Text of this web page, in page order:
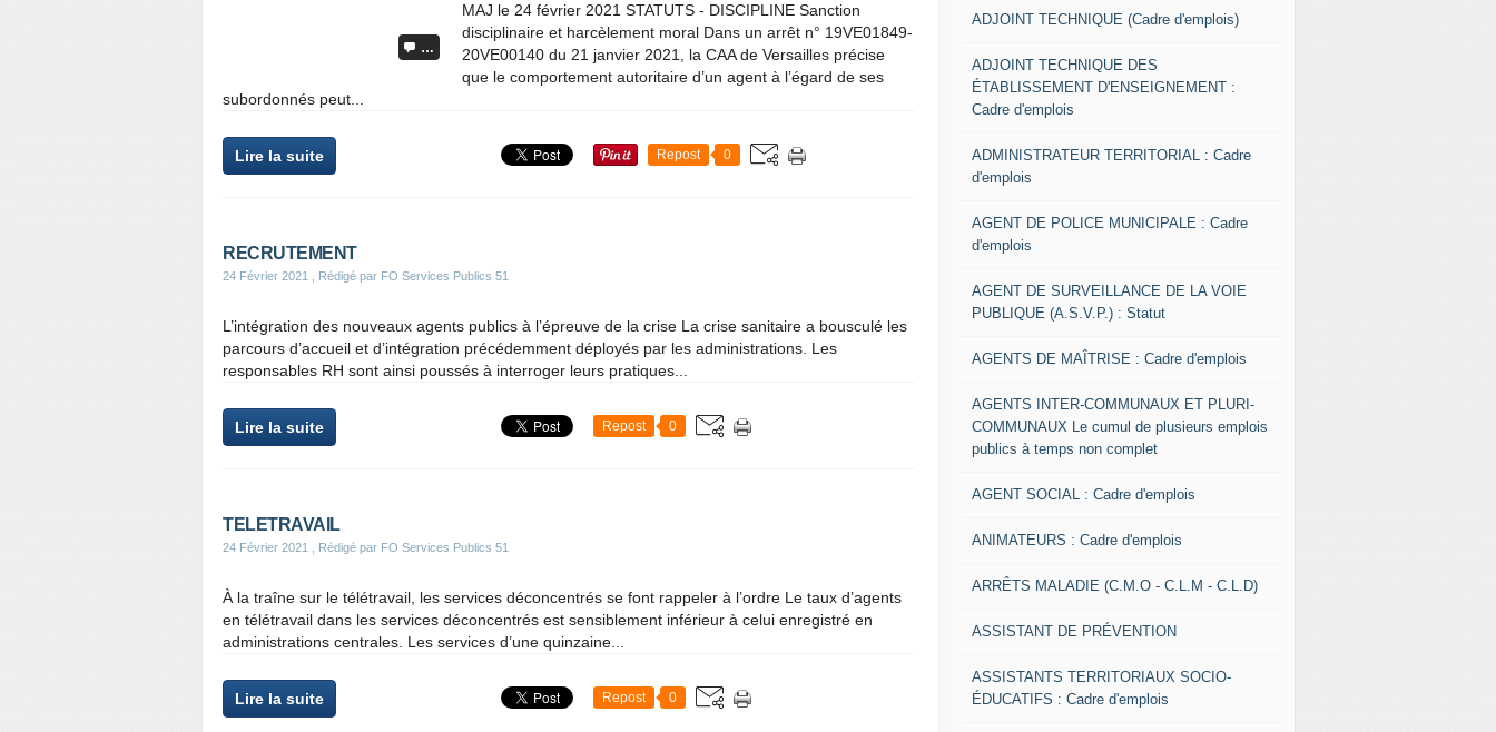
…
MAJ le 24 février 2021 STATUTS - DISCIPLINE Sanction
disciplinaire et harcèlement moral Dans un arrêt n° 19VE01849-
20VE00140 du 21 janvier 2021, la CAA de Versailles précise
que le comportement autoritaire d’un agent à l’égard de ses
subordonnés peut...
Lire la suite Repost 0
RECRUTEMENT
24 Février 2021 , Rédigé par FO Services Publics 51
L’intégration des nouveaux agents publics à l’épreuve de la crise La crise sanitaire a bousculé les
parcours d’accueil et d’intégration précédemment déployés par les administrations. Les
responsables RH sont ainsi poussés à interroger leurs pratiques...
Lire la suite Repost 0
TELETRAVAIL
24 Février 2021 , Rédigé par FO Services Publics 51
À la traîne sur le télétravail, les services déconcentrés se font rappeler à l’ordre Le taux d’agents
en télétravail dans les services déconcentrés est sensiblement inférieur à celui enregistré en
administrations centrales. Les services d’une quinzaine...
Lire la suite Repost 0
ADJOINT TECHNIQUE (Cadre d'emplois)
ADJOINT TECHNIQUE DES
ÉTABLISSEMENT D'ENSEIGNEMENT :
Cadre d'emplois
ADMINISTRATEUR TERRITORIAL : Cadre
d'emplois
AGENT DE POLICE MUNICIPALE : Cadre
d'emplois
AGENT DE SURVEILLANCE DE LA VOIE
PUBLIQUE (A.S.V.P.) : Statut
AGENTS DE MAÎTRISE : Cadre d'emplois
AGENTS INTER-COMMUNAUX ET PLURI-
COMMUNAUX Le cumul de plusieurs emplois
publics à temps non complet
AGENT SOCIAL : Cadre d'emplois
ANIMATEURS : Cadre d'emplois
ARRÊTS MALADIE (C.M.O - C.L.M - C.L.D)
ASSISTANT DE PRÉVENTION
ASSISTANTS TERRITORIAUX SOCIO-
ÉDUCATIFS : Cadre d'emplois